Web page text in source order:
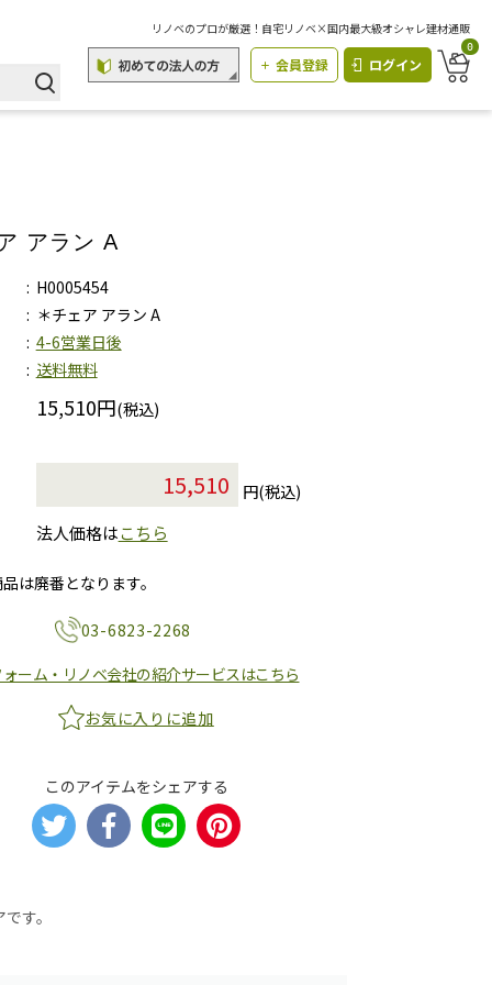
リノベのプロが厳選！自宅リノベ×国内最大級オシャレ建材通販
会員登録 ログイン
0
アラン A
H0005454
＊チェア アラン A
4-6営業日後
送料無料
15,510円(税込)
円(税込)
法人価格はこちら
は廃番となります。
03-6823-2268
ーム・リノベ会社の紹介サービスはこちら
お気に入りに追加
このアイテムをシェアする
す。